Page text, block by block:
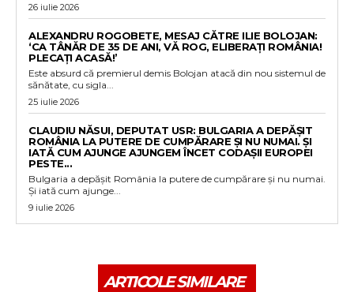
26 iulie 2026
ALEXANDRU ROGOBETE, MESAJ CĂTRE ILIE BOLOJAN:
‘CA TÂNĂR DE 35 DE ANI, VĂ ROG, ELIBERAȚI ROMÂNIA!
PLECAȚI ACASĂ!’
Este absurd că premierul demis Bolojan atacă din nou sistemul de
sănătate, cu sigla...
25 iulie 2026
CLAUDIU NĂSUI, DEPUTAT USR: BULGARIA A DEPĂȘIT
ROMÂNIA LA PUTERE DE CUMPĂRARE ȘI NU NUMAI. ȘI
IATĂ CUM AJUNGE AJUNGEM ÎNCET CODAȘII EUROPEI
PESTE...
Bulgaria a depășit România la putere de cumpărare și nu numai.
Și iată cum ajunge...
9 iulie 2026
ARTICOLE SIMILARE